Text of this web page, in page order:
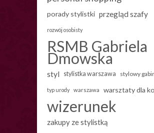
porady stylistki przegląd szafy
rozwój osobisty
RSMB Gabriela
Dmowska
styl stylistka warszawa stylowy
typ urody warszawa warsztaty dla
wizerunek
zakupy ze stylistką